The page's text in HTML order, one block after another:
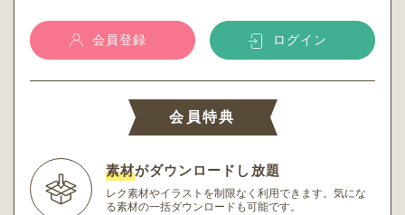
会員登録 ログイン
会員特典
素材がダウンロードし放題
レク素材やイラストを制限なく利用できます。 気にな
る素材の一括ダウンロードも可能です。